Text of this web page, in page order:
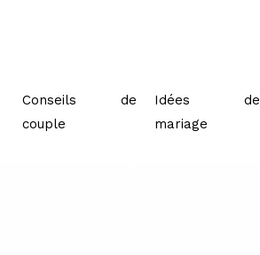
Conseils de
couple
Idées de
mariage